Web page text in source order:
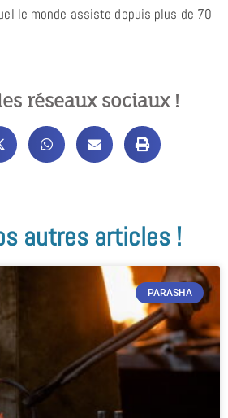
le monde assiste depuis plus de 70
réseaux sociaux !
autres articles !
PARASHA